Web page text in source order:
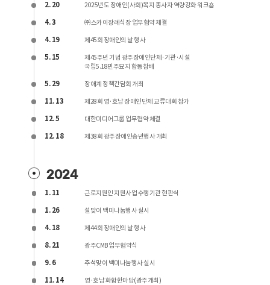
2. 20 2025년도 장애인(사회)복지 종사자 역량강화 워크숍
4. 3 ㈜스카이장례식장 업무협약 체결
4. 19 제45회 장애인의 날 행사
5. 15
제45주년 기념 광주장애인단체·기관·시설
국립5.18민주묘지 합동참배
5. 29 장애계 정책간담회 개최
11. 13 제28회 영·호남 장애인단체 교류대회 참가
12. 5 대한미디어그룹 업무협약 체결
12. 18 제38회 광주장애인송년행사 개최
2024
1. 11 근로지원인 지원사업 수행기관 현판식
1. 26 설맞이 백미나눔행사 실시
4. 18 제44회 장애인의 날 행사
8. 21 광주CMB 업무협약식
9. 6 추석맞이 백미나눔행사 실시
11. 14 영·호남 화합한마당(광주개최)